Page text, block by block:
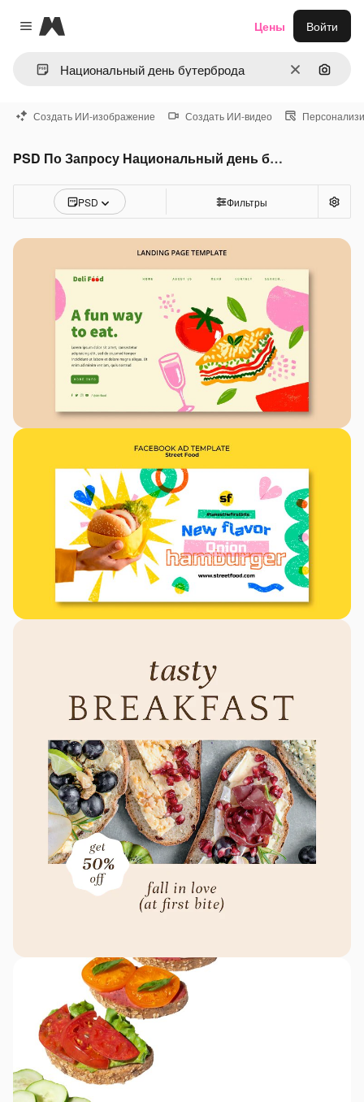
Close menu
Magnific
ОчиститьПоиск
Цены Войти
Создать ИИ-изображение Создать ИИ-видео
PSD По Запросу Национальный день бутерброда
PSD Фильтры